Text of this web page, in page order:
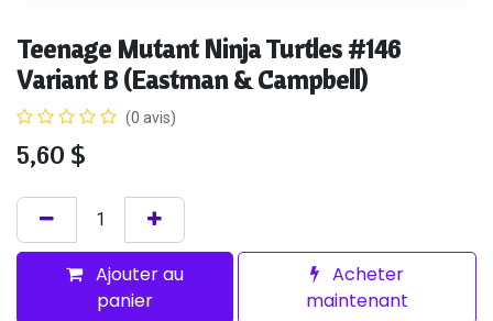
Teenage Mutant Ninja Turtles #146
Variant B (Eastman & Campbell)
(0 avis)
5,60 $
Ajouter au
panier
Acheter
maintenant